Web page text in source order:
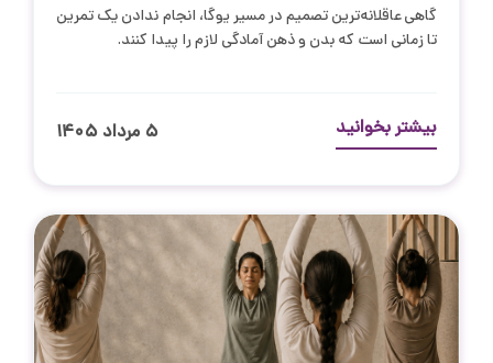
گاهی عاقلانه‌ترین تصمیم در مسیر یوگا، انجام ندادن یک تمرین
تا زمانی است که بدن و ذهن آمادگی لازم را پیدا کنند.
بیشتر بخوانید ۵ مرداد ۱۴۰۵